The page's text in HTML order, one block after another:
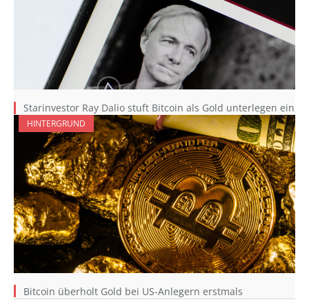
Starinvestor Ray Dalio stuft Bitcoin als Gold unterlegen ein
HINTERGRUND
Bitcoin überholt Gold bei US-Anlegern erstmals